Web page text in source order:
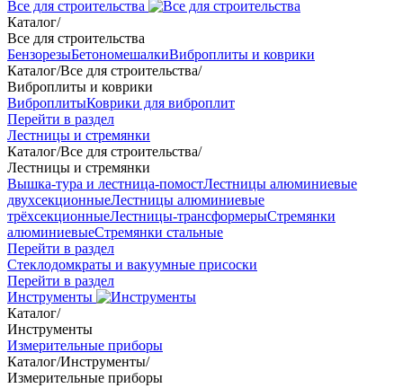
Все для строительства
Каталог/
Все для строительства
БензорезыБетономешалкиВиброплиты и коврики
Каталог/Все для строительства/
Виброплиты и коврики
ВиброплитыКоврики для виброплит
Перейти в раздел
Лестницы и стремянки
Каталог/Все для строительства/
Лестницы и стремянки
Вышка-тура и лестница-помостЛестницы алюминиевые
двухсекционныеЛестницы алюминиевые
трёхсекционныеЛестницы-трансформерыСтремянки
алюминиевыеСтремянки стальные
Перейти в раздел
Стеклодомкраты и вакуумные присоски
Перейти в раздел
Инструменты
Каталог/
Инструменты
Измерительные приборы
Каталог/Инструменты/
Измерительные приборы